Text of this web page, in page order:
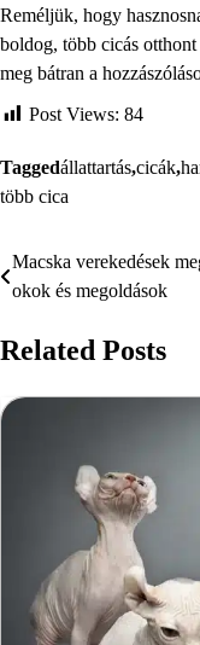
Reméljük, hogy
boldog, több cicás otthont
meg bátran a
Post Views: 84
Taggedállattartás,cicák,
több cica
Bejegyzés
navigáció
Macska verekedések
okok és megoldások
Related Posts